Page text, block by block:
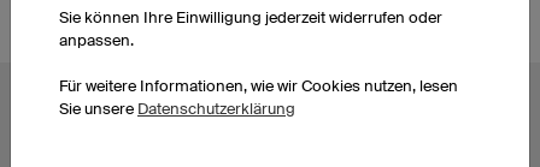
BELIEBTE THEMEN
Sie können Ihre Einwilligung jederzeit widerrufen oder
anpassen.
Für weitere Informationen, wie wir Cookies nutzen, lesen
Sie unsere Datenschutzerklärung